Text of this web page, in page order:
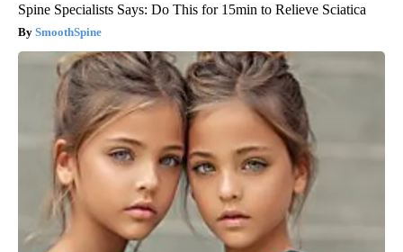
Spine Specialists Says: Do This for 15min to Relieve Sciatica
SmoothSpine